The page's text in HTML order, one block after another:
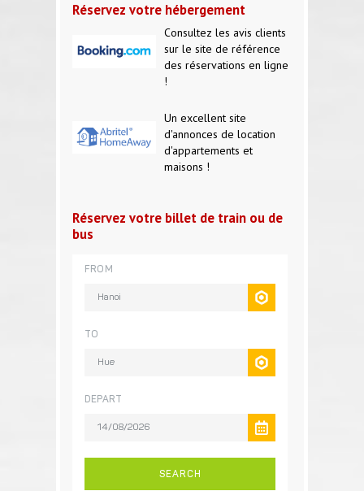
Réservez votre hébergement
Consultez les avis clients
sur le site de référence
des réservations en ligne
!
Un excellent site
d'annonces de location
d'appartements et
maisons !
Réservez votre billet de train ou de
bus